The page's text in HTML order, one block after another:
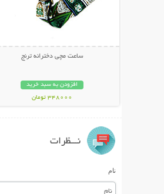
ساعت مچی دخترانه ترنج
افزودن به سبد خرید
348000 تومان
نـــظرات
نام